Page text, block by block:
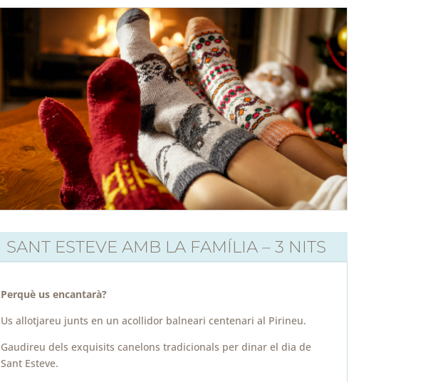
SANT ESTEVE AMB LA FAMÍLIA – 3 NITS
Perquè us encantarà?
Us allotjareu junts en un acollidor balneari centenari al Pirineu.
Gaudireu dels exquisits canelons tradicionals per dinar el dia de
Sant Esteve.